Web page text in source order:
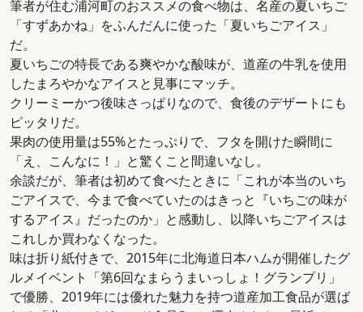
筆者が住む浦河町のおススメの食べ物は、名産の夏いちご
「すずあかね」をふんだんに使った「夏いちごアイス」
だ。
夏いちごの特長である爽やかな酸味が、道産の牛乳を使用
したまろやかなアイスと見事にマッチ。
クリーミーかつ後味さっぱりなので、食後のデザートにも
ピッタリだ。
果肉の使用量は55%とたっぷりで、フタを開けた瞬間に
「え、こんなに！」と驚くこと間違いなし。
余談だが、筆者は初めて食べたときに「これが本当のいち
ごアイスで、今まで食べていたのはきっと『いちごの味が
するアイス』だったのか」と感動し、以降いちごアイスは
これしか買わなくなった。
味は折り紙付きで、2015年に北海道日本ハムが開催したグ
ルメイベント「第6回なまらうまいっしょ！グランプリ」
で優勝、2019年には優れた魅力を持つ道産加工食品が選ば